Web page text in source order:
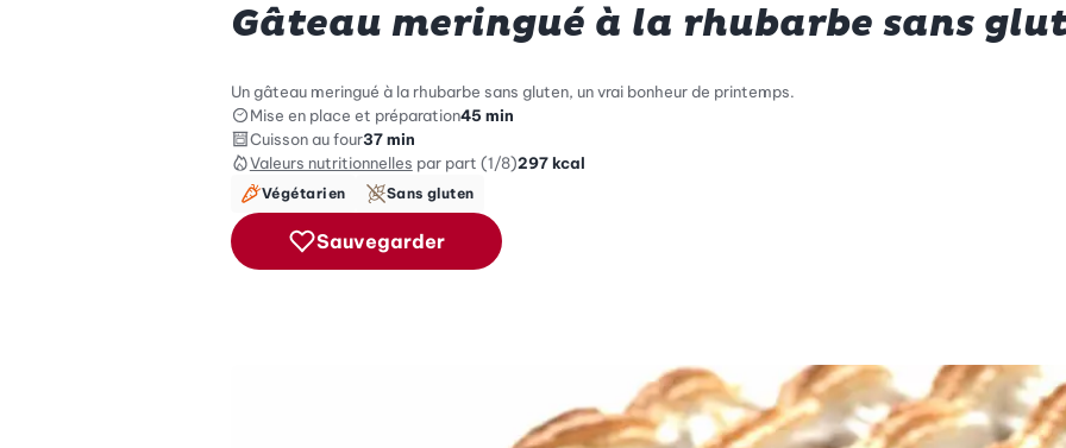
Gâteau meringué à la rhubarbe sans
Un gâteau meringué à la rhubarbe sans gluten, un vrai bonheur de printemps.
Mise en place et préparation45 min
Cuisson au four37 min
Valeurs nutritionnelles par part (1/8)297 kcal
Végétarien Sans gluten
Sauvegarder